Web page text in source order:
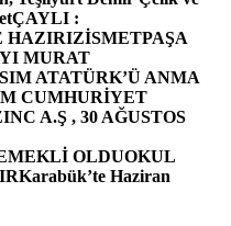
ÇAYLI :
HAZIRIZİSMETPAŞA
MURAT
ATATÜRK’Ü ANMA
CUMHURİYET
A.Ş , 30 AĞUSTOS
OLDUOKUL
Karabük’te Haziran